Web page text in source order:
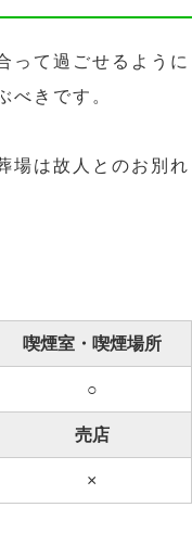
って過ごせるように
べきです。
場は故人とのお別れ
喫煙室・喫煙場所
○
売店
×